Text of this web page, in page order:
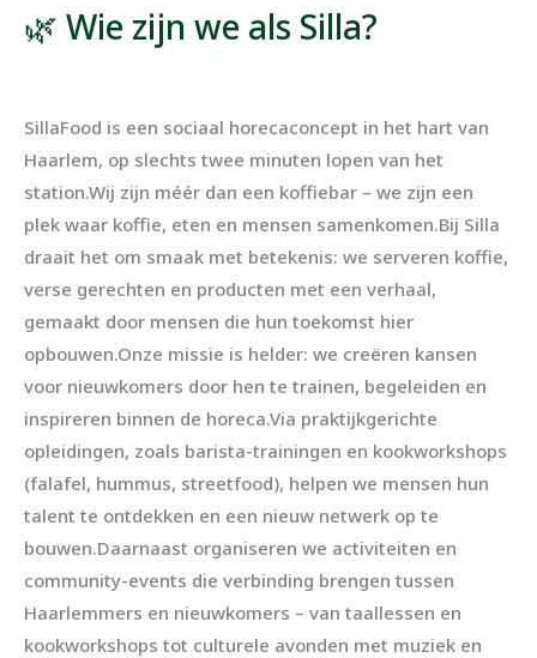
🌿 Wie zijn we als Silla?
SillaFood is een sociaal horecaconcept in het hart van
Haarlem, op slechts twee minuten lopen van het
station.Wij zijn méér dan een koffiebar – we zijn een
plek waar koffie, eten en mensen samenkomen.Bij Silla
draait het om smaak met betekenis: we serveren koffie,
verse gerechten en producten met een verhaal,
gemaakt door mensen die hun toekomst hier
opbouwen.Onze missie is helder: we creëren kansen
voor nieuwkomers door hen te trainen, begeleiden en
inspireren binnen de horeca.Via praktijkgerichte
opleidingen, zoals barista-trainingen en kookworkshops
(falafel, hummus, streetfood), helpen we mensen hun
talent te ontdekken en een nieuw netwerk op te
bouwen.Daarnaast organiseren we activiteiten en
community-events die verbinding brengen tussen
Haarlemmers en nieuwkomers – van taallessen en
kookworkshops tot culturele avonden met muziek en